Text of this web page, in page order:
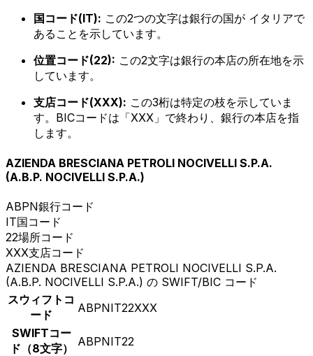
国コード(IT): この2つの文字は銀行の国が イタリアで
あることを示しています。
位置コード(22): この2文字は銀行の本店の所在地を示
しています。
支店コード(XXX): この3桁は特定の枝を示していま
す。BICコードは「XXX」で終わり、銀行の本店を指
します。
AZIENDA BRESCIANA PETROLI NOCIVELLI S.P.A.
(A.B.P. NOCIVELLI S.P.A.)
ABPN銀行コード
IT国コード
22場所コード
XXX支店コード
AZIENDA BRESCIANA PETROLI NOCIVELLI S.P.A.
(A.B.P. NOCIVELLI S.P.A.) の SWIFT/BIC コード
スウィフトコ
ード
ABPNIT22XXX
SWIFTコー
ド（8文字）
ABPNIT22